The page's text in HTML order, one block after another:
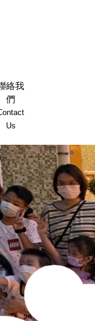
絡我
們
Us